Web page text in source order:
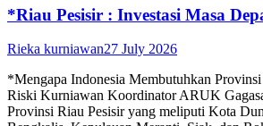
*Riau Pesisir : Investasi Masa
Rieka kurniawan27 July 2026
*Mengapa Indonesia Membutuhkan
Riski Kurniawan Koordinator ARUK
Provinsi Riau Pesisir yang meliputi Kota